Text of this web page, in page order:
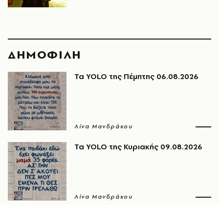
ΔΗΜΟΦΙΛΗ
Τα YOLO της Πέμπτης 06.08.2026
Λίνα Μανδράκου
Τα YOLO της Κυριακής 09.08.2026
Λίνα Μανδράκου